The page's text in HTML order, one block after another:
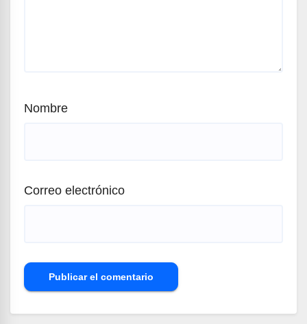
Nombre
Correo electrónico